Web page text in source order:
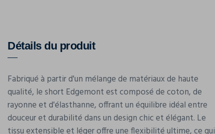
Détails du produit
Fabriqué à partir d'un mélange de matériaux de haute
qualité, le short Edgemont est composé de coton, de
rayonne et d'élasthanne, offrant un équilibre idéal entre
douceur et durabilité dans un design chic et élégant. Le
tissu extensible et léger offre une flexibilité ultime, ce qui